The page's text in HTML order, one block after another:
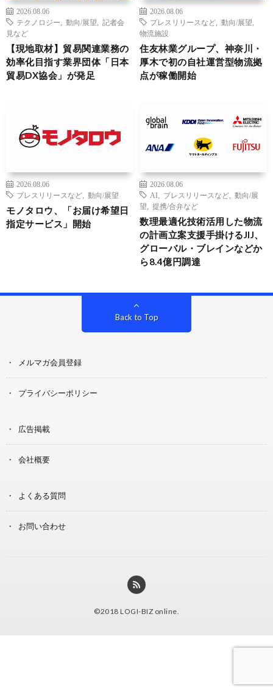
2026.08.06
テクノロジー
動向/展望
記者会
見など
【現地取材】貿易関連業務の
効率化目指す業界団体「日本
貿易DX協会」が発足
2026.08.06
プレスリリースなど
動向/展望
物流施設
住友林業グループ、神奈川・
厚木で初の自社運営型物流拠
点が稼働開始
2026.08.06
プレスリリースなど
動向/展望
モノタロウ、「お届け希望日
指定サービス」開始
2026.08.06
AI
プレスリリースなど
動向/展
望
提携/合弁など
数理最適化技術活用した物流
の計画立案支援手掛けるJIJ、
グローバル・ブレインなどか
ら8.4億円調達
Back to Top
メルマガ会員登録
プライバシーポリシー
広告掲載
会社概要
よくある質問
お問い合わせ
©2018 LOGI-BIZ online